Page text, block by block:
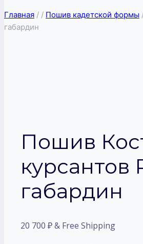
Главная / / Пошив кадетской формы
габардин
Пошив
курсантов
габардин
20 700 ₽& Free Shipping